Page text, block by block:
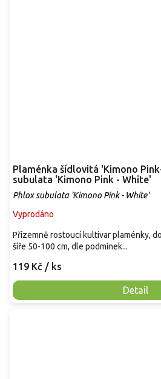
Plaménka šídlovitá 'Kimono
subulata 'Kimono Pink - White'
Phlox subulata 'Kimono Pink - White'
Vyprodáno
119 Kč / ks
Detail
Přízemně rostoucí kultivar plaménky,
šíře 50-100 cm, dle podmínek...